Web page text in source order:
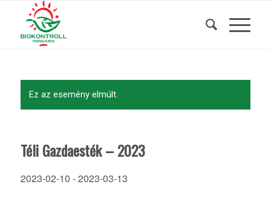
Ez az esemény elmúlt.
Téli Gazdaesték – 2023
2023-02-10 -2023-03-13